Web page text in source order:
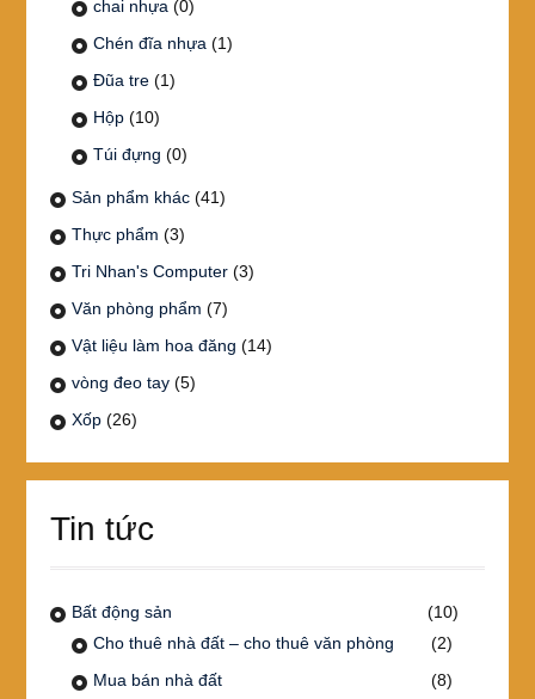
chai nhựa (0)
Chén đĩa nhựa (1)
Đũa tre (1)
Hộp (10)
Túi đựng (0)
Sản phẩm khác (41)
Thực phẩm (3)
Tri Nhan's Computer (3)
Văn phòng phẩm (7)
Vật liệu làm hoa đăng (14)
vòng đeo tay (5)
Xốp (26)
Tin tức
Bất động sản
(10)
Cho thuê nhà đất – cho thuê văn phòng
(2)
Mua bán nhà đất
(8)